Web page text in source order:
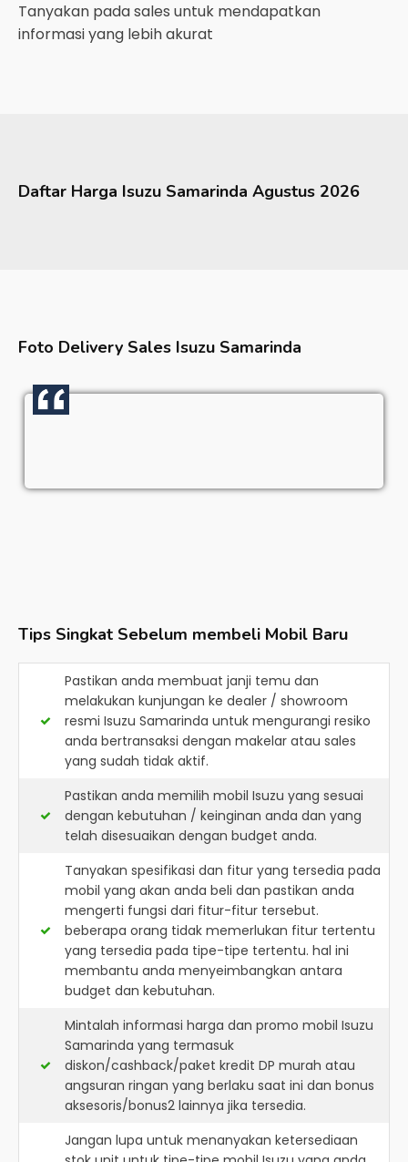
Tanyakan pada sales untuk mendapatkan
informasi yang lebih akurat
Daftar Harga Isuzu Samarinda Agustus 2026
Foto Delivery Sales Isuzu Samarinda
Tips Singkat Sebelum membeli Mobil Baru
Pastikan anda membuat janji temu dan
melakukan kunjungan ke dealer / showroom
resmi Isuzu Samarinda untuk mengurangi resiko
anda bertransaksi dengan makelar atau sales
yang sudah tidak aktif.
Pastikan anda memilih mobil Isuzu yang sesuai
dengan kebutuhan / keinginan anda dan yang
telah disesuaikan dengan budget anda.
Tanyakan spesifikasi dan fitur yang tersedia pada
mobil yang akan anda beli dan pastikan anda
mengerti fungsi dari fitur-fitur tersebut.
beberapa orang tidak memerlukan fitur tertentu
yang tersedia pada tipe-tipe tertentu. hal ini
membantu anda menyeimbangkan antara
budget dan kebutuhan.
Mintalah informasi harga dan promo mobil Isuzu
Samarinda yang termasuk
diskon/cashback/paket kredit DP murah atau
angsuran ringan yang berlaku saat ini dan bonus
aksesoris/bonus2 lainnya jika tersedia.
Jangan lupa untuk menanyakan ketersediaan